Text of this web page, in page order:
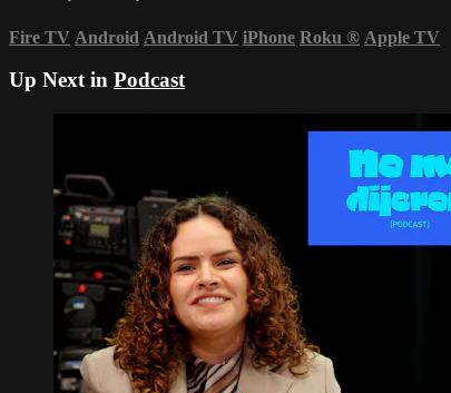
Fire TV Android Android TV iPhone Roku ® Apple TV
Up Next in Podcast